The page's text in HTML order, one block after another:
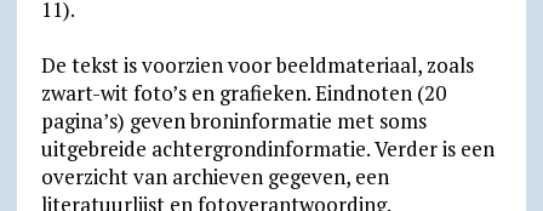
11).
De tekst is voorzien voor beeldmateriaal, zoals
zwart-wit foto’s en grafieken. Eindnoten (20
pagina’s) geven broninformatie met soms
uitgebreide achtergrondinformatie. Verder is een
overzicht van archieven gegeven, een
literatuurlijst en fotoverantwoording.